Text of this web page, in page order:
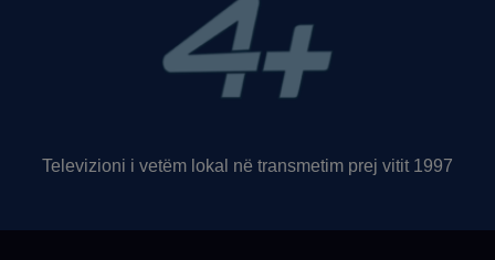
Televizioni i vetëm lokal në transmetim prej vitit 1997